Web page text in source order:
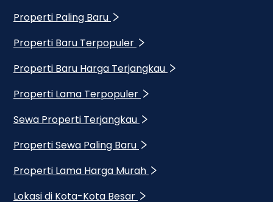
Properti Paling Baru
Properti Baru Terpopuler
Properti Baru Harga Terjangkau
Properti Lama Terpopuler
Sewa Properti Terjangkau
Properti Sewa Paling Baru
Properti Lama Harga Murah
Lokasi di Kota-Kota Besar